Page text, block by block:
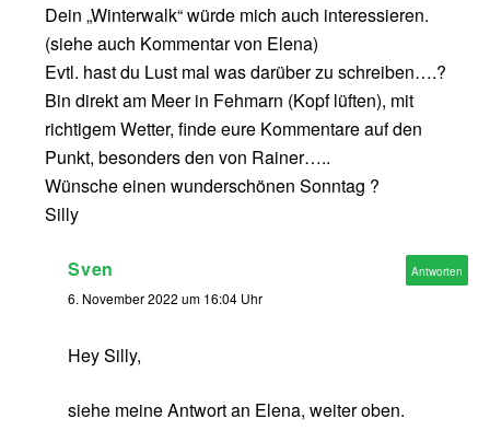
Dein „Winterwalk“ würde mich auch interessieren.
(siehe auch Kommentar von Elena)
Evtl. hast du Lust mal was darüber zu schreiben….?
Bin direkt am Meer in Fehmarn (Kopf lüften), mit
richtigem Wetter, finde eure Kommentare auf den
Punkt, besonders den von Rainer…..
Wünsche einen wunderschönen Sonntag ?
Silly
Sven
6. November 2022 um 16:04 Uhr
Hey Silly,
siehe meine Antwort an Elena, weiter oben.
Antworten